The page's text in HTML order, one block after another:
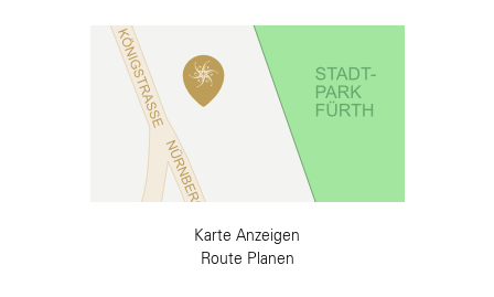
Karte Anzeigen
Route Planen